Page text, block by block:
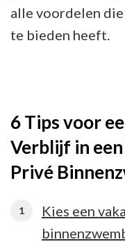
alle voordelen
te bieden heeft.
6 Tips voor
Verblijf in
Privé
Kies een